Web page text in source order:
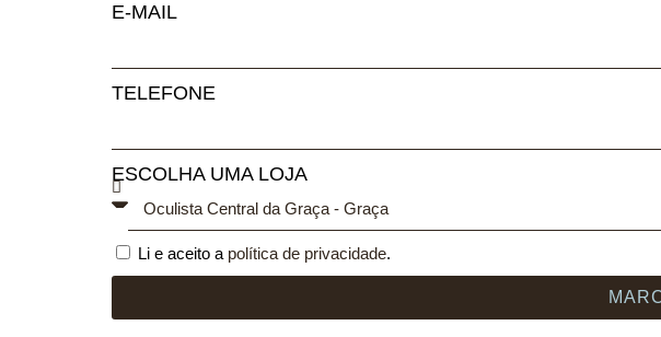
E-MAIL
TELEFONE
ESCOLHA UMA LOJA
Li e aceito a política de privacidade.